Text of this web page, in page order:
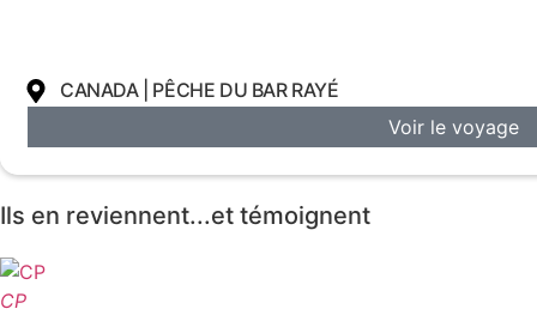
CANADA | PÊCHE DU BAR RAYÉ
Voir le voyage
Ils en reviennent...et témoignent
CP